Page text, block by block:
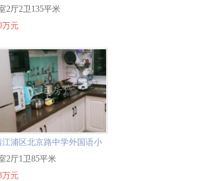
房2厅2卫135平米
万元
江浦区北京路中学外国语小
富丽花园85平两室4楼93万
二手房
2厅1卫85平米
万元